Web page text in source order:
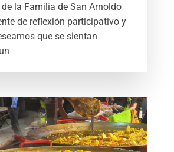
la Familia de San Arnoldo
de reflexión participativo y
que se sientan